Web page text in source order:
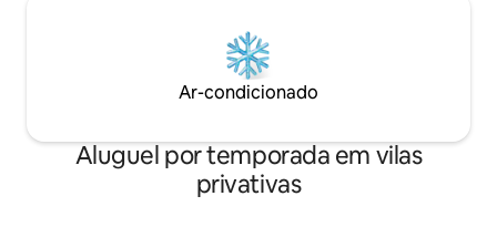
Ar-condicionado
Aluguel por temporada em vilas
privativas